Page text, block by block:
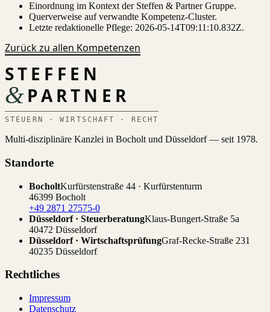
Einordnung im Kontext der Steffen & Partner Gruppe.
Querverweise auf verwandte Kompetenz-Cluster.
Letzte redaktionelle Pflege: 2026-05-14T09:11:10.832Z.
Zurück zu allen Kompetenzen
STEFFEN
&PARTNER
STEUERN · WIRTSCHAFT · RECHT
Multi-disziplinäre Kanzlei in Bocholt und Düsseldorf — seit 1978.
Standorte
BocholtKurfürstenstraße 44 · Kurfürstenturm
46399 Bocholt
+49 2871 27575-0
Düsseldorf · SteuerberatungKlaus-Bungert-Straße 5a
40472 Düsseldorf
Düsseldorf · WirtschaftsprüfungGraf-Recke-Straße 231
40235 Düsseldorf
Rechtliches
Impressum
Datenschutz